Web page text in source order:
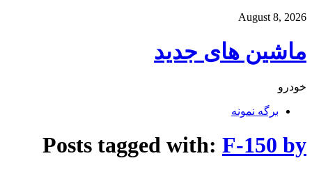
August 8, 2026
ماشین های جدید
خودرو
برگه نمونه
Posts tagged with: F-150 by